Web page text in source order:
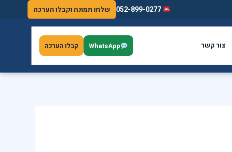
שלחו תמונה וקבלו הערכה
צור קשר WhatsApp קבלו הערכה